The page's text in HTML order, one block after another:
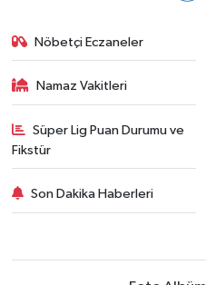
Nöbetçi Eczaneler
Namaz Vakitleri
Süper Lig Puan Durumu ve
Fikstür
Son Dakika Haberleri